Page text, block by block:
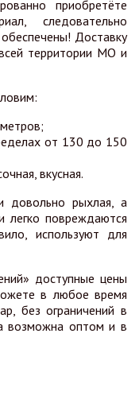
приобретёте
следовательно
Доставку
территории МО и
от 130 до 150
вкусная.
довольно рыхлая, а
легко повреждаются
используют для
доступные цены
в любое время
без ограничений в
возможна оптом и в